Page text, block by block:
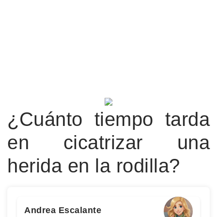
¿Cuánto tiempo tarda
en cicatrizar una
herida en la rodilla?
Andrea Escalante